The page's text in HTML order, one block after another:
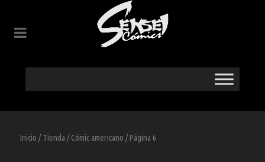
Inicio / Tienda / Cómic americano / Página 6